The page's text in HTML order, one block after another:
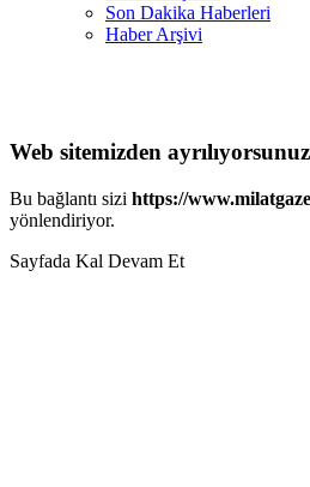
Son Dakika Haberleri
Haber Arşivi
Web sitemizden ayrılıyorsunuz
Bu bağlantı sizi https://
yönlendiriyor.
Sayfada Kal Devam Et